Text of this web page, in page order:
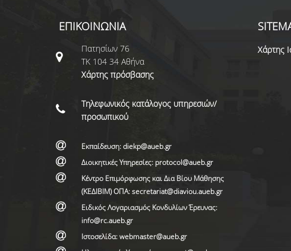
ΕΠΙΚΟΙΝΩΝΙΑ
Πατησίων 76
ΤΚ 104 34 Αθήνα
Χάρτης πρόσβασης
Τηλεφωνικός κατάλογος υπηρεσιών/
προσωπικού
Εκπαίδευση: diekp@aueb.gr
Διοικητικές Υπηρεσίες: protocol@aueb.gr
Κέντρο Επιμόρφωσης και Δια Βίου Μάθησης
(ΚΕΔΙΒΙΜ) ΟΠΑ: secretariat@diaviou.aueb.gr
Ειδικός Λογαριασμός Κονδυλίων Έρευνας:
info@rc.aueb.gr
Ιστοσελίδα: webmaster@aueb.gr
Χάρτης